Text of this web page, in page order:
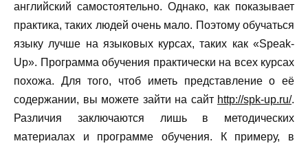
английский самостоятельно. Однако, как показывает
практика, таких людей очень мало. Поэтому обучаться
языку лучше на языковых курсах, таких как «Speak-
Up». Программа обучения практически на всех курсах
похожа. Для того, чтоб иметь представление о её
содержании, вы можете зайти на сайт http://spk-up.ru/.
Различия заключаются лишь в методических
материалах и программе обучения. К примеру, в